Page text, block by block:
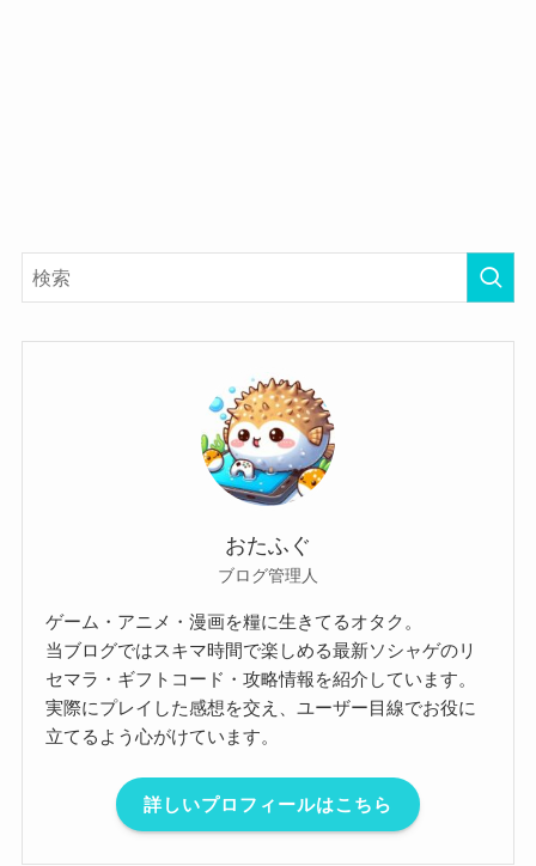
おたふぐ
ブログ管理人
ゲーム・アニメ・漫画を糧に生きてるオタク。
当ブログではスキマ時間で楽しめる最新ソシャゲのリ
セマラ・ギフトコード・攻略情報を紹介しています。
実際にプレイした感想を交え、ユーザー目線でお役に
立てるよう心がけています。
詳しいプロフィールはこちら